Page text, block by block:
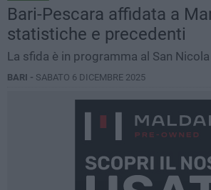
Bari-Pescara affidata a
statistiche e precedenti
La sfida è in programma al San
BARI - SABATO 6 DICEMBRE 2025